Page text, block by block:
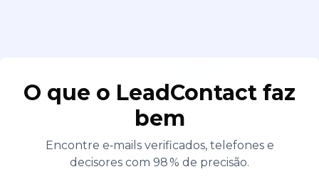
O que o LeadContact faz
bem
Encontre e‑mails verificados, telefones e
decisores com 98 % de precisão.